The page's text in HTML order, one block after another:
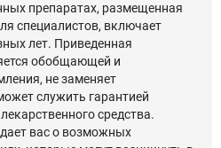
препаратах, размещенная
специалистов, включает
лет. Приведенная
обобщающей и
не заменяет
служить гарантией
средства.
вас о возможных